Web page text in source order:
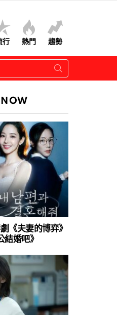
行 熱門 趨勢
《夫妻的博弈》
婚吧》